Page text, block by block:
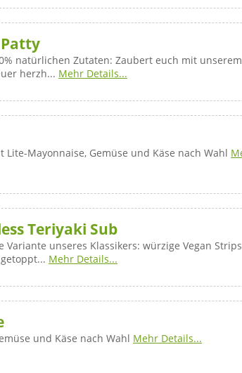
natürlichen Zutaten: Zaubert euch mit
herzh... Mehr Details...
Lite-Mayonnaise, Gemüse und Käse nach Wahl
Teriyaki Sub
Variante unseres Klassikers: würzige Vegan
Mehr Details...
und Käse nach Wahl Mehr Details...